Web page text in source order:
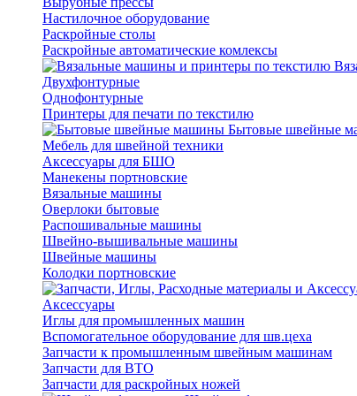
Настилочное оборудование
Раскройные столы
Раскройные автоматические комлексы
Двухфонтурные
Однофонтурные
Принтеры для печати по текстилю
Бытовые швейные
Мебель для швейной техники
Аксессуары для БШО
Манекены портновские
Вязальные машины
Оверлоки бытовые
Распошивальные машины
Швейно-вышивальные машины
Швейные машины
Колодки портновские
Аксессуары
Иглы для промышленных машин
Вспомогательное оборудование для шв.цеха
Запчасти к промышленным швейным машинам
Запчасти для ВТО
Запчасти для раскройных ножей